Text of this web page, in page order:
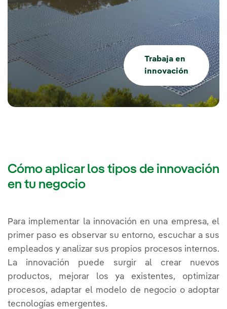
Trabaja en
innovación
Cómo aplicar los tipos de innovación
en tu negocio
Para implementar la innovación en una empresa, el
primer paso es observar su entorno, escuchar a sus
empleados y analizar sus propios procesos internos.
La innovación puede surgir al crear nuevos
productos, mejorar los ya existentes, optimizar
procesos, adaptar el modelo de negocio o adoptar
tecnologías emergentes.